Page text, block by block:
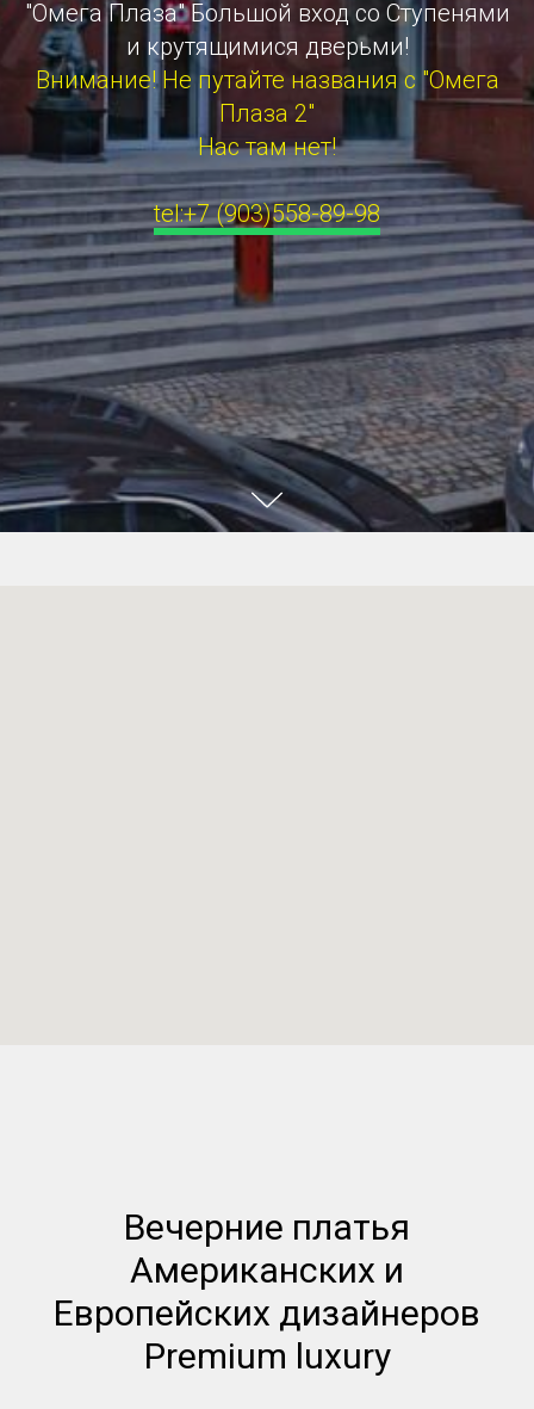
"Омега Плаза" Большой вход со Ступенями
и крутящимися дверьми!
Внимание! Не путайте названия с "Омега
Плаза 2"
Нас там нет!
tel:+7 (903)558-89-98
Вечерние платья
Американских и
Европейских дизайнеров
Premium luxury